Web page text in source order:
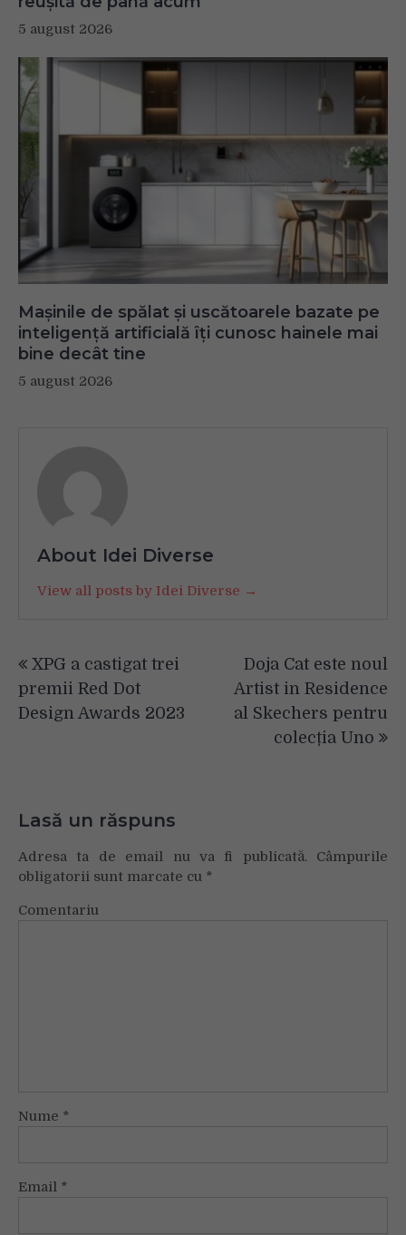
5 august 2026
Mașinile de spălat și uscătoarele bazate pe
inteligență artificială îți cunosc hainele mai
bine decât tine
5 august 2026
About Idei Diverse
View all posts by Idei Diverse →
în
articole
XPG a castigat trei
premii Red Dot
Design Awards 2023
Doja Cat este noul
Artist in Residence
al Skechers pentru
colecția Uno
Lasă un răspuns
Adresa ta de email nu va fi publicată.Câmpurile
obligatorii sunt marcate cu *
Comentariu
Nume *
Email *